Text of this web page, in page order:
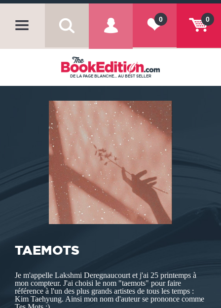
0
0
DE LA PAGE BLANCHE... AU BEST SELLER
TAEMOTS
Je m'appelle Lakshmi Deregnaucourt et j'ai 25 printemps à
mon compteur. J'ai choisi le nom "taemots" pour faire
référence à l'un des plus grands artistes de tous les temps :
Kim Taehyung. Ainsi mon nom d'auteur se prononce comme